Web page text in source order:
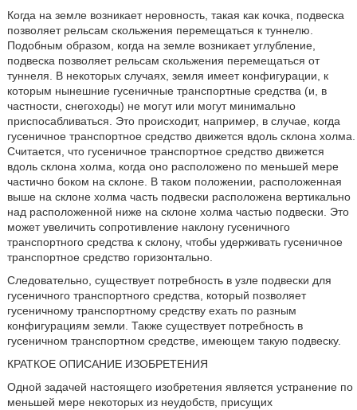
Когда на земле возникает неровность, такая как кочка, подвеска
позволяет рельсам скольжения перемещаться к туннелю.
Подобным образом, когда на земле возникает углубление,
подвеска позволяет рельсам скольжения перемещаться от
туннеля. В некоторых случаях, земля имеет конфигурации, к
которым нынешние гусеничные транспортные средства (и, в
частности, снегоходы) не могут или могут минимально
приспосабливаться. Это происходит, например, в случае, когда
гусеничное транспортное средство движется вдоль склона холма.
Считается, что гусеничное транспортное средство движется
вдоль склона холма, когда оно расположено по меньшей мере
частично боком на склоне. В таком положении, расположенная
выше на склоне холма часть подвески расположена вертикально
над расположенной ниже на склоне холма частью подвески. Это
может увеличить сопротивление наклону гусеничного
транспортного средства к склону, чтобы удерживать гусеничное
транспортное средство горизонтально.
Следовательно, существует потребность в узле подвески для
гусеничного транспортного средства, который позволяет
гусеничному транспортному средству ехать по разным
конфигурациям земли. Также существует потребность в
гусеничном транспортном средстве, имеющем такую подвеску.
КРАТКОЕ ОПИСАНИЕ ИЗОБРЕТЕНИЯ
Одной задачей настоящего изобретения является устранение по
меньшей мере некоторых из неудобств, присущих